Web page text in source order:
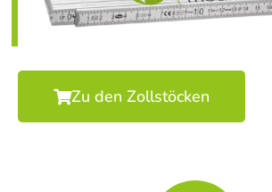
Zu den Zollstöcken